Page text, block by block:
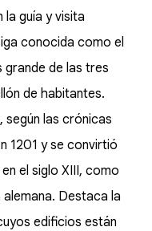
guía y visita
conocida como el
grande de las tres
de habitantes.
según las crónicas
1201 y se convirtió
el siglo XIII, como
Destaca la
edificios están